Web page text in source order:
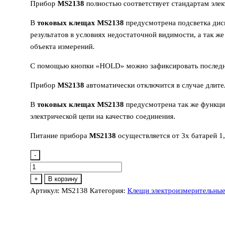
Прибор MS2138 полностью соответствует стандартам
Втоковых клещах MS2138 предусмотрена подсветка
результатов в условиях недостаточной видимости, а так
объекта измерений.
С помощью кнопки «HOLD» можно зафиксировать
ПриборMS2138 автоматически отключится в случае
Втоковых клещах MS2138 предусмотрена так же
электрической цепи на качество соединения.
Питание прибораMS2138 осуществляется от 3х батарей
-
Количество
товара
MS2138
+ В корзину
Артикул:MS2138 Категория:Клещи электроизмерительные